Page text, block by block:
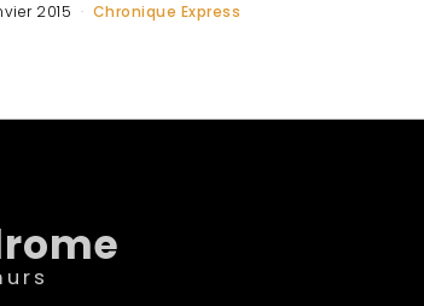
2015 Chronique Express